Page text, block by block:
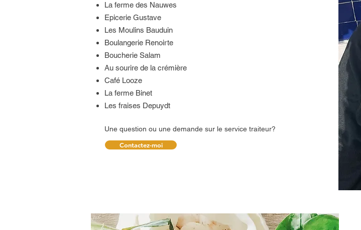
La ferme des Nauwes
Epicerie Gustave
Les Moulins Bauduin
Boulangerie Renoirte
Boucherie Salam
Au sourire de la crémière
Café Looze
La ferme Binet
Les fraises Depuydt
Une question ou une demande sur le service traiteur?
Contactez-moi